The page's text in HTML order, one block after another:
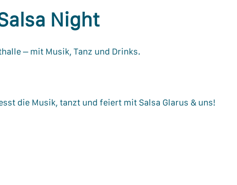
Night
– mit Musik, Tanz und Drinks.
die Musik, tanzt und feiert mit Salsa Glarus & uns!